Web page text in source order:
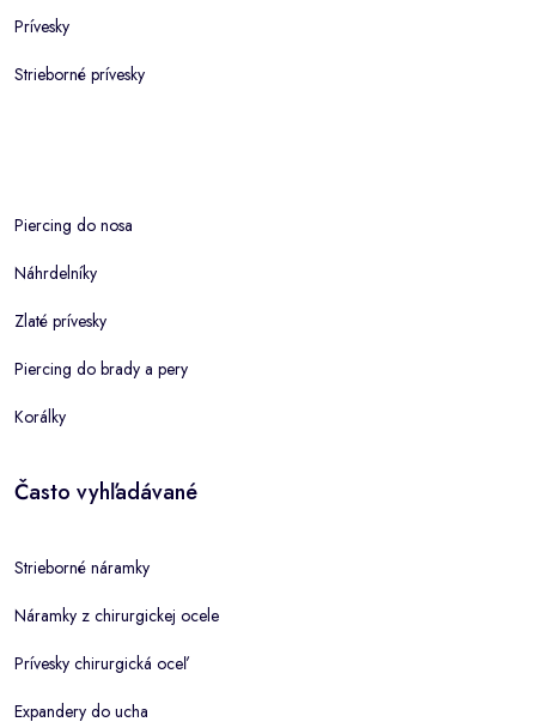
Prívesky
Strieborné prívesky
Piercing do nosa
Náhrdelníky
Zlaté prívesky
Piercing do brady a pery
Korálky
Často vyhľadávané
Strieborné náramky
Náramky z chirurgickej ocele
Prívesky chirurgická oceľ
Expandery do ucha